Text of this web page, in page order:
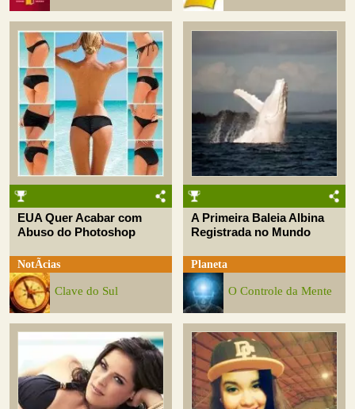
EUA Quer Acabar com
Abuso do Photoshop
NotÃ­cias
Clave do Sul
A Primeira Baleia Albina
Registrada no Mundo
Planeta
O Controle da Mente